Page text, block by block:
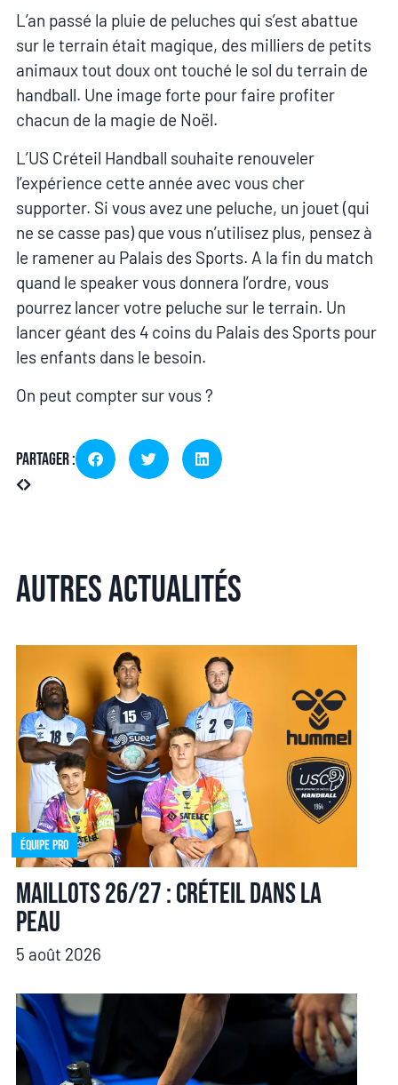
L’an passé la pluie de peluches qui s’est abattue
sur le terrain était magique, des milliers de petits
animaux tout doux ont touché le sol du terrain de
handball. Une image forte pour faire profiter
chacun de la magie de Noël.
L’US Créteil Handball souhaite renouveler
l’expérience cette année avec vous cher
supporter. Si vous avez une peluche, un jouet (qui
ne se casse pas) que vous n’utilisez plus, pensez à
le ramener au Palais des Sports. A la fin du match
quand le speaker vous donnera l’ordre, vous
pourrez lancer votre peluche sur le terrain. Un
lancer géant des 4 coins du Palais des Sports pour
les enfants dans le besoin.
On peut compter sur vous ?
Partager :
Autres actualités
Équipe pro
Maillots 26/27 : Créteil dans la
peau
5 août 2026